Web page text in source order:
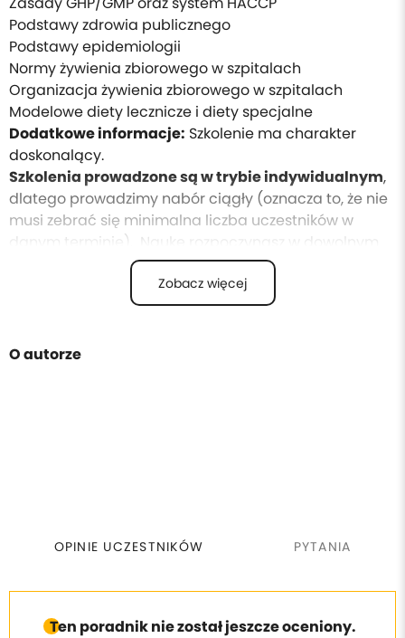
Podstawy zdrowia publicznego
Podstawy epidemiologii
Normy żywienia zbiorowego w szpitalach
Organizacja żywienia zbiorowego w szpitalach
Modelowe diety lecznicze i diety specjalne
Dodatkowe informacje: Szkolenie ma charakter
doskonalący.
Szkolenia prowadzone są w trybie indywidualnym,
dlatego prowadzimy nabór ciągły (oznacza to, że nie
musi zebrać się minimalna liczba uczestników w
danym terminie). Naukę rozpoczynasz w dowolnym
czasie i w wybranym przez siebie tempie realizujesz
Instrukcja egzaminacyjna dostępna jest w
Po zakupie:
Zobacz więcej
O autorze
OPINIE UCZESTNIKÓW PYTANIA
Ten poradnik nie został jeszcze oceniony.